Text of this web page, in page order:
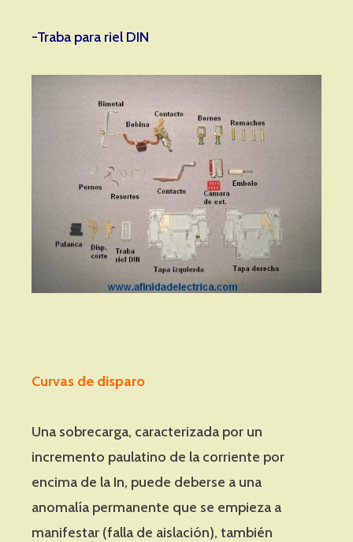
-Traba para riel DIN
Curvas de disparo
Una sobrecarga, caracterizada por un
incremento paulatino de la corriente por
encima de la In, puede deberse a una
anomalía permanente que se empieza a
manifestar (falla de aislación), también